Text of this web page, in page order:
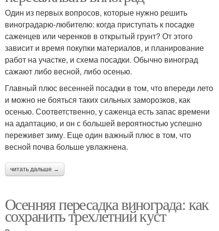
Один из первых вопросов, которые нужно решить
виноградарю-любителю: когда приступать к посадке
саженцев или черенков в открытый грунт? От этого
зависит и время покупки материалов, и планирование
работ на участке, и схема посадки. Обычно виноград
сажают либо весной, либо осенью.
Главный плюс весенней посадки в том, что впереди лето
и можно не бояться таких сильных заморозков, как
осенью. Соответственно, у саженца есть запас времени
на адаптацию, и он с большей вероятностью успешно
переживет зиму. Еще один важный плюс в том, что
весной почва больше увлажнена.
читать дальше →
Осенняя пересадка винограда: как
сохранить трехлетний куст